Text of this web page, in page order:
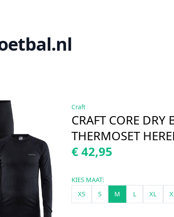
Craft
CRAFT CORE DRY
THERMOSET
€ 42,95
KIES MAAT:
XS
S M L XL